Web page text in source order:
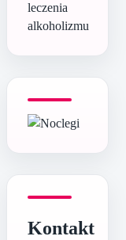
leczenia
alkoholizmu
Kontakt